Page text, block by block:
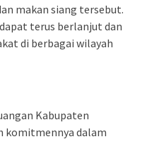
makan siang tersebut.
terus berlanjut dan
di berbagai wilayah
Kabupaten
komitmennya dalam